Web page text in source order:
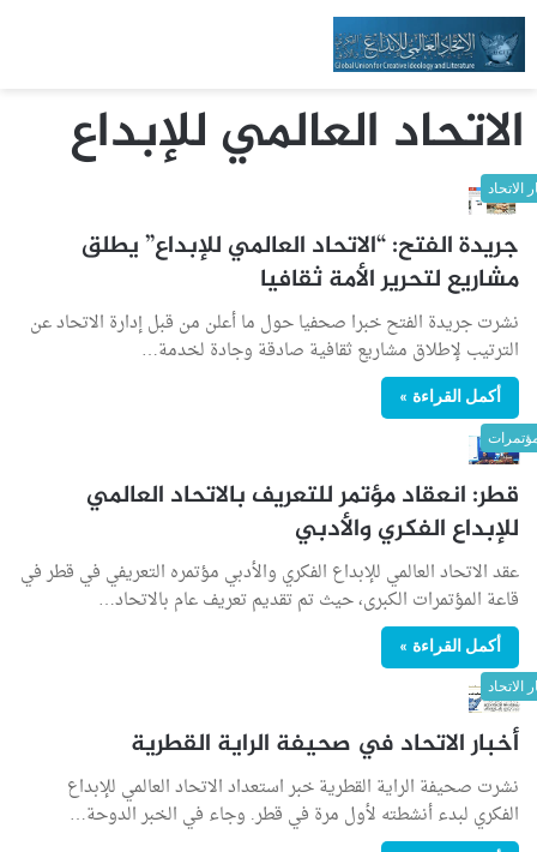
الاتحاد العالمي للإبداع
الاتحاد
جريدة الفتح: “الاتحاد العالمي للإبداع” يطلق
مشاريع لتحرير الأمة ثقافيا
نشرت جريدة الفتح خبرا صحفيا حول ما أعلن من قبل إدارة الاتحاد عن
الترتيب لإطلاق مشاريع ثقافية صادقة وجادة لخدمة…
أكمل القراءة »
قطر: انعقاد مؤتمر للتعريف بالاتحاد العالمي
للإبداع الفكري والأدبي
عقد الاتحاد العالمي للإبداع الفكري والأدبي مؤتمره التعريفي في قطر في
قاعة المؤتمرات الكبرى، حيث تم تقديم تعريف عام بالاتحاد…
أكمل القراءة »
الاتحاد
أخبار الاتحاد في صحيفة الراية القطرية
نشرت صحيفة الراية القطرية خبر استعداد الاتحاد العالمي للإبداع
الفكري لبدء أنشطته لأول مرة في قطر. وجاء في الخبر الدوحة…